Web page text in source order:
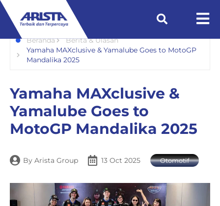
Beranda
Berita & Ulasan
Yamaha MAXclusive & Yamalube Goes to MotoGP
Mandalika 2025
Yamaha MAXclusive &
Yamalube Goes to
MotoGP Mandalika 2025
By Arista Group 13 Oct 2025 Otomotif